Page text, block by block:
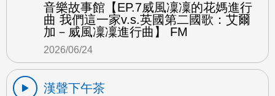
音樂故事館【EP.7威風凜凜的花媽進行
曲 我們這一家v.s.英國第二國歌：艾爾
加－威風凜凜進行曲】 FM
2026/06/24
漢聲下午茶